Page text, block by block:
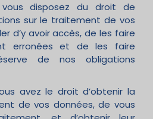
vous disposez du droit de
sur le traitement de vos
d’y avoir accès, de les faire
erronées et de les faire
de nos obligations
avez le droit d’obtenir la
de vos données, de vous